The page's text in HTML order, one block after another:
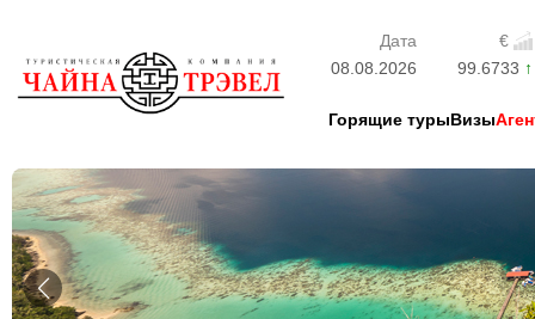
Дата
€
08.08.2026
99.6733
Горящие турыВизы